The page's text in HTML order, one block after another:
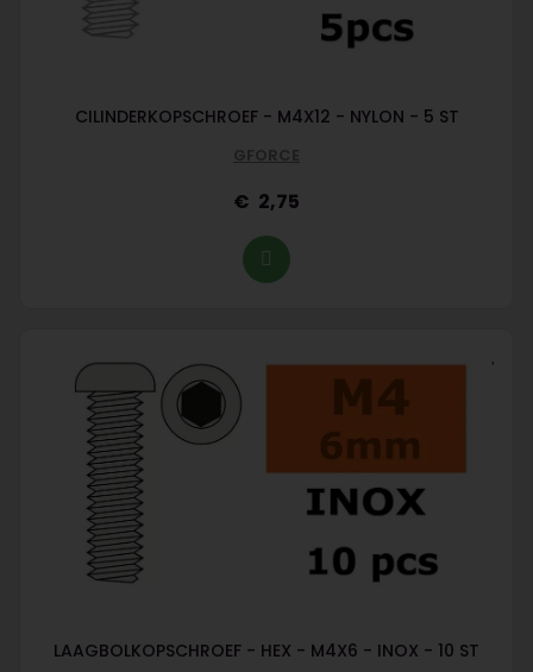
CILINDERKOPSCHROEF - M4X12 - NYLON - 5 ST
GFORCE
2,75
LAAGBOLKOPSCHROEF - HEX - M4X6 - INOX - 10 ST